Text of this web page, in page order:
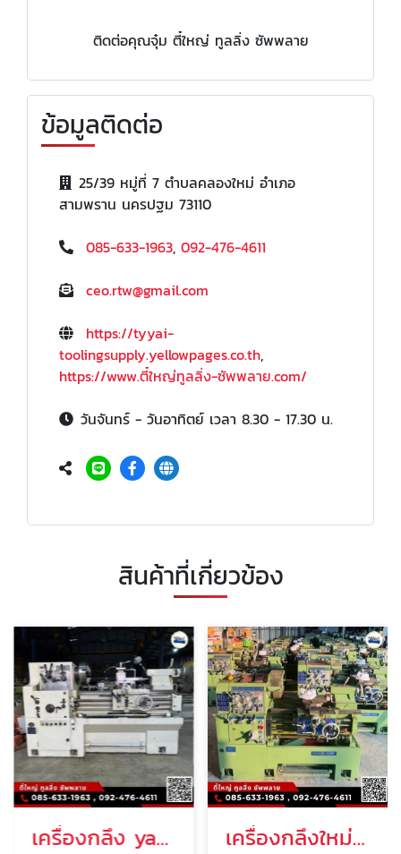
ติดต่อคุณจุ๋ม ตี๋ใหญ่ ทูลลิ่ง ซัพพลาย
ข้อมูลติดต่อ
25/39 หมู่ที่ 7 ตำบลคลองใหม่ อำเภอ
สามพราน นครปฐม 73110
085-633-1963, 092-476-4611
ceo.rtw@gmail.com
https://tyyai-
toolingsupply.yellowpages.co.th,
https://www.ตี๋ใหญ่ทูลลิ่ง-ซัพพลาย.com/
วันจันทร์ - วันอาทิตย์ เวลา 8.30 - 17.30 น.
สินค้าที่เกี่ยวข้อง
เครื่องกลึง yam 5.5 ฟุต เครื่องกลึงใหม่ วินโฮ ขนาด 10 ฟุต นครปฐม